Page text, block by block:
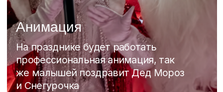
маленькими! На празднике работает
детская комната и аниматор